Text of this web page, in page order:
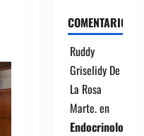
COMENTARIOS
Ruddy
Griselidy De
La Rosa
Marte.en
Endocrinología